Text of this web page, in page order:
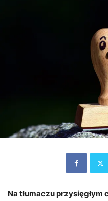
Na tłumaczu przysięgłym